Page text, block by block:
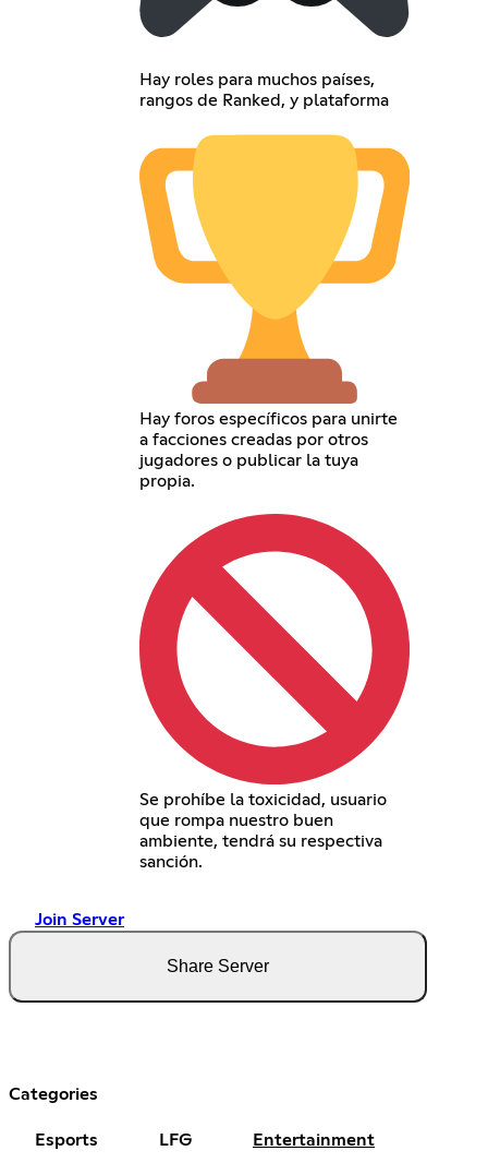
Hay roles para muchos países,
rangos de Ranked, y plataforma
Hay foros específicos para unirte
a facciones creadas por otros
jugadores o publicar la tuya
propia.
Se prohíbe la toxicidad, usuario
que rompa nuestro buen
ambiente, tendrá su respectiva
sanción.
Join Server
Share Server
Categories
Esports LFG Entertainment